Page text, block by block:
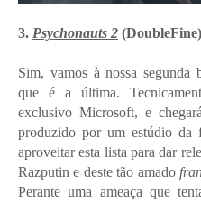
3. Psychonauts 2 (DoubleFine)
Sim, vamos à nossa segunda
que é a última.
exclusivo Microsoft, e
produzido por um estúdio
aproveitar esta lista para dar
Razputin e deste tão amado
Perante uma ameaça que